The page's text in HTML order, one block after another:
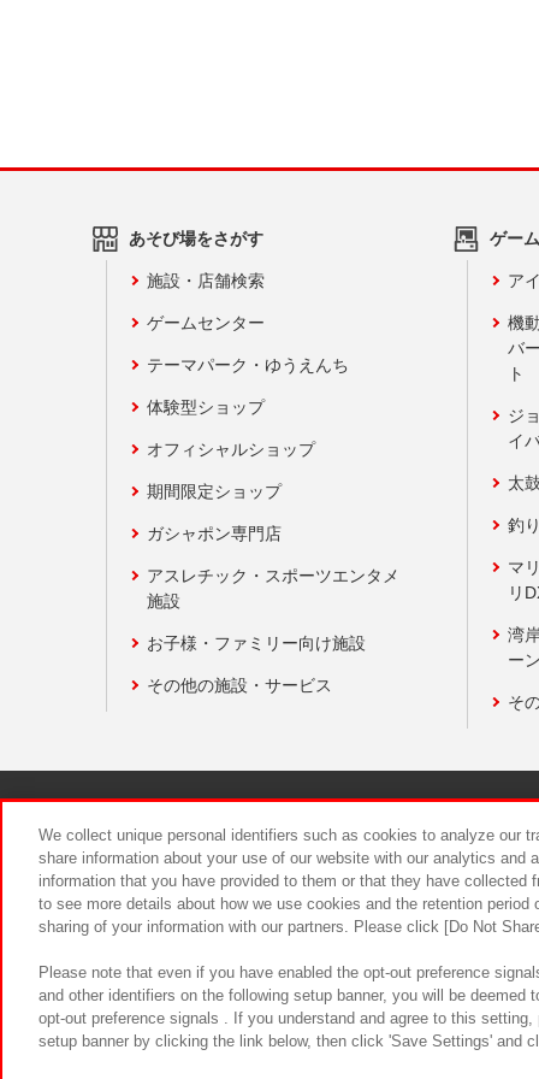
あそび場をさがす
施設・店舗検索
ゲームセンター
テーマパーク・ゆうえんち
体験型ショップ
オフィシャルショップ
期間限定ショップ
ガシャポン専門店
アスレチック・スポーツエンタメ
施設
お子様・ファミリー向け施設
その他の施設・サービス
ゲー
ア
機
バ
ト
ジ
イ
太
釣
マ
リ
湾
ー
そ
食品のご
We collect unique personal identifiers such as cookies to analyze our
share information about your use of our website with our analytics and
information that you have provided to them or that they have
to see more details about how we use cookies and the retention
sharing of your information with our partners. Please click [Do Not
Please note that even if you have enabled the opt-out preference
and other identifiers on the following setup banner, you will be
opt-out preference signals . If you understand and agree to this
setup banner by clicking the link below, then click 'Save Settings' and